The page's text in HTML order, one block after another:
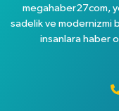
megahaber27com,
sadelik ve modernizmi
insanlara haber